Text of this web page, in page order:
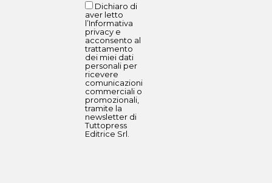
Dichiaro di
aver letto
l’Informativa
privacy e
acconsento al
trattamento
dei miei dati
personali per
ricevere
comunicazioni
commerciali o
promozionali,
tramite la
newsletter di
Tuttopress
Editrice Srl.